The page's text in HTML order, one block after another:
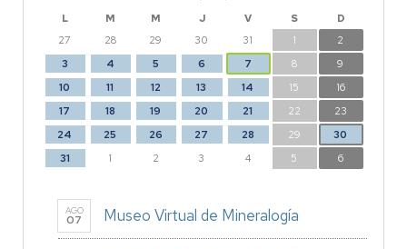
L M M J V S
D
27
28 29 30 31 1
2
3
4 5 6 7 8
9
10
11 12 13 14 15
16
17
18 19 20 21 22
23
24
25 26 27 28 29
30
31
1 2 3 4 5 6
AGO
07 Museo Virtual de Mineralogía